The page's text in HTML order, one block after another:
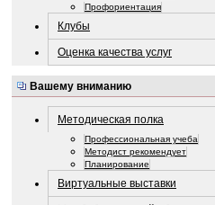
Профориентация
Клубы
Оценка качества услуг
Вашему вниманию
Методическая полка
Профессиональная учеба
Методист рекомендует
Планирование
Виртуальные выставки